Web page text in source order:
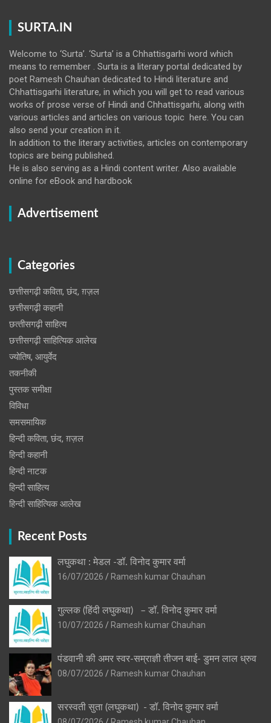
SURTA.IN
Welcome to ‘Surta’. ‘Surta’ is a Chhattisgarhi word which
means to remember . Surta is a literary portal dedicated by
poet Ramesh Chauhan dedicated to Hindi literature and
Chhattisgarhi literature, in which you will get to read various
works of prose verse of Hindi and Chhattisgarhi, along with
various articles and articles on various topic here. You can
also send your creation in it.
In addition to the literary activities, articles on contemporary
topics are being published.
He is also serving as a Hindi content writer. Also available
online for eBook and hardbook
Advertisement
Categories
छत्तीसगढ़ी कविता, छंद, ग़ज़ल
छत्तीसगढ़ी कहानी
छत्‍तीसगढ़ी साहित्‍य
छत्तीसगढ़ी साहित्यिक आलेख
ज्योतिष, आयुर्वेद
तकनीकी
पुस्‍तक समीक्षा
विविधा
समसमायिक
हिन्दी कविता, छंद, ग़ज़ल
हिन्दी कहानी
हिन्‍दी नाटक
हिन्दी साहित्य
हिन्दी साहित्यिक आलेख
Recent Posts
लघुकथा : मेडल -डॉ. विनोद कुमार वर्मा
16/07/2026
Ramesh kumar Chauhan
गुल्लक (हिंदी लघुकथा) – डॉ. विनोद कुमार वर्मा
10/07/2026
Ramesh kumar Chauhan
पंडवानी की अमर स्वर-सम्राज्ञी तीजन बाई- डुमन लाल ध्रुव
08/07/2026
Ramesh kumar Chauhan
सरस्वती सुता (लघुकथा) ​- डॉ. विनोद कुमार वर्मा